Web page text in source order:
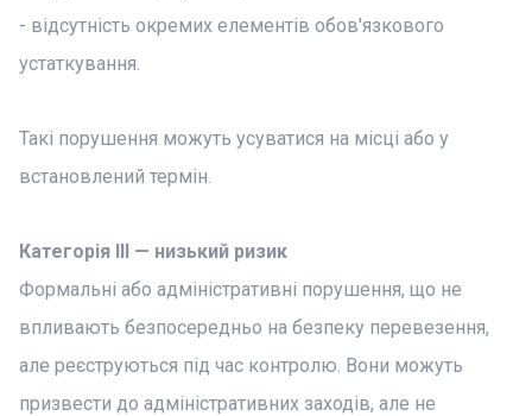
- відсутність окремих елементів обов'язкового
устаткування.
Такі порушення можуть усуватися на місці або у
встановлений термін.
Категорія III — низький ризик
Формальні або адміністративні порушення, що не
впливають безпосередньо на безпеку перевезення,
але реєструються під час контролю. Вони можуть
призвести до адміністративних заходів, але не